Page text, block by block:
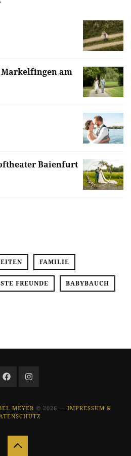
am
Baienfurt
FAMILIE
FREUNDE BABYBAUCH
MEYER© 2026 — IMPRESSUM &
Zurück